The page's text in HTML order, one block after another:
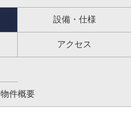
設備・仕様
アクセス
物件概要